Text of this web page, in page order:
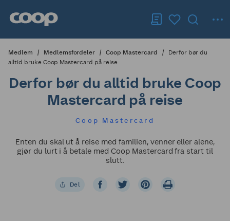
Medlem Medlemsfordeler Coop Mastercard
Derfor bør du
alltid bruke Coop Mastercard på reise
Derfor bør du alltid bruke Coop
Mastercard på reise
Coop Mastercard
Enten du skal ut å reise med familien, venner eller alene,
gjør du lurt i å betale med Coop Mastercard fra start til
slutt.
Del